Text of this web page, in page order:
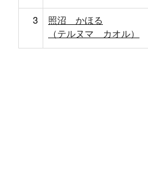
3
照沼 かほる
（テルヌマ カオル）